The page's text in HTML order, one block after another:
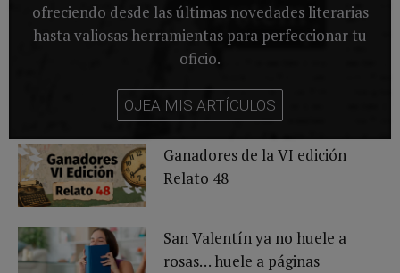
ofreciendo desde las últimas novedades literarias
hasta valiosas herramientas para perfeccionar tu
oficio.
OJEA MIS ARTÍCULOS
Ganadores de la VI edición
Relato 48
San Valentín ya no huele a
rosas… huele a páginas